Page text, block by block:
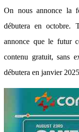
On nous annonce la
débutera en octobre.
annonce que le futur
contenu gratuit, sans
débutera en janvier